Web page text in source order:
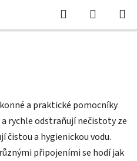
Hledat
KOŠÍK
a praktické pomocníky
rychle odstraňují nečistoty ze
čistou a hygienickou vodu.
připojeními se hodí jak